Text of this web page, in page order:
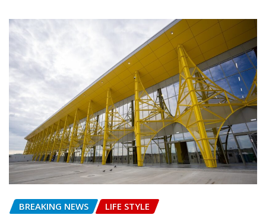
BREAKING NEWS LIFE STYLE